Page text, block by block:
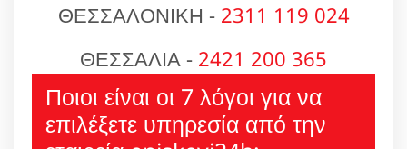
ΘΕΣΣΑΛΟΝΙΚΗ - 2311 119 024
ΘΕΣΣΑΛΙΑ - 2421 200 365
Ποιοι είναι οι 7 λόγοι για να
επιλέξετε υπηρεσία από την